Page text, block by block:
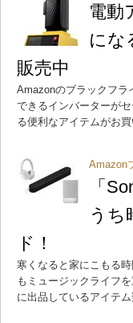
電動
にな
販売中
Amazonのブラックフラ
できるインバーターが
る便利なアイテムがお買
Amazon
「
うち
ド！
寒くなると家にこもる
もミュージックライフ
に出品しているアイテム